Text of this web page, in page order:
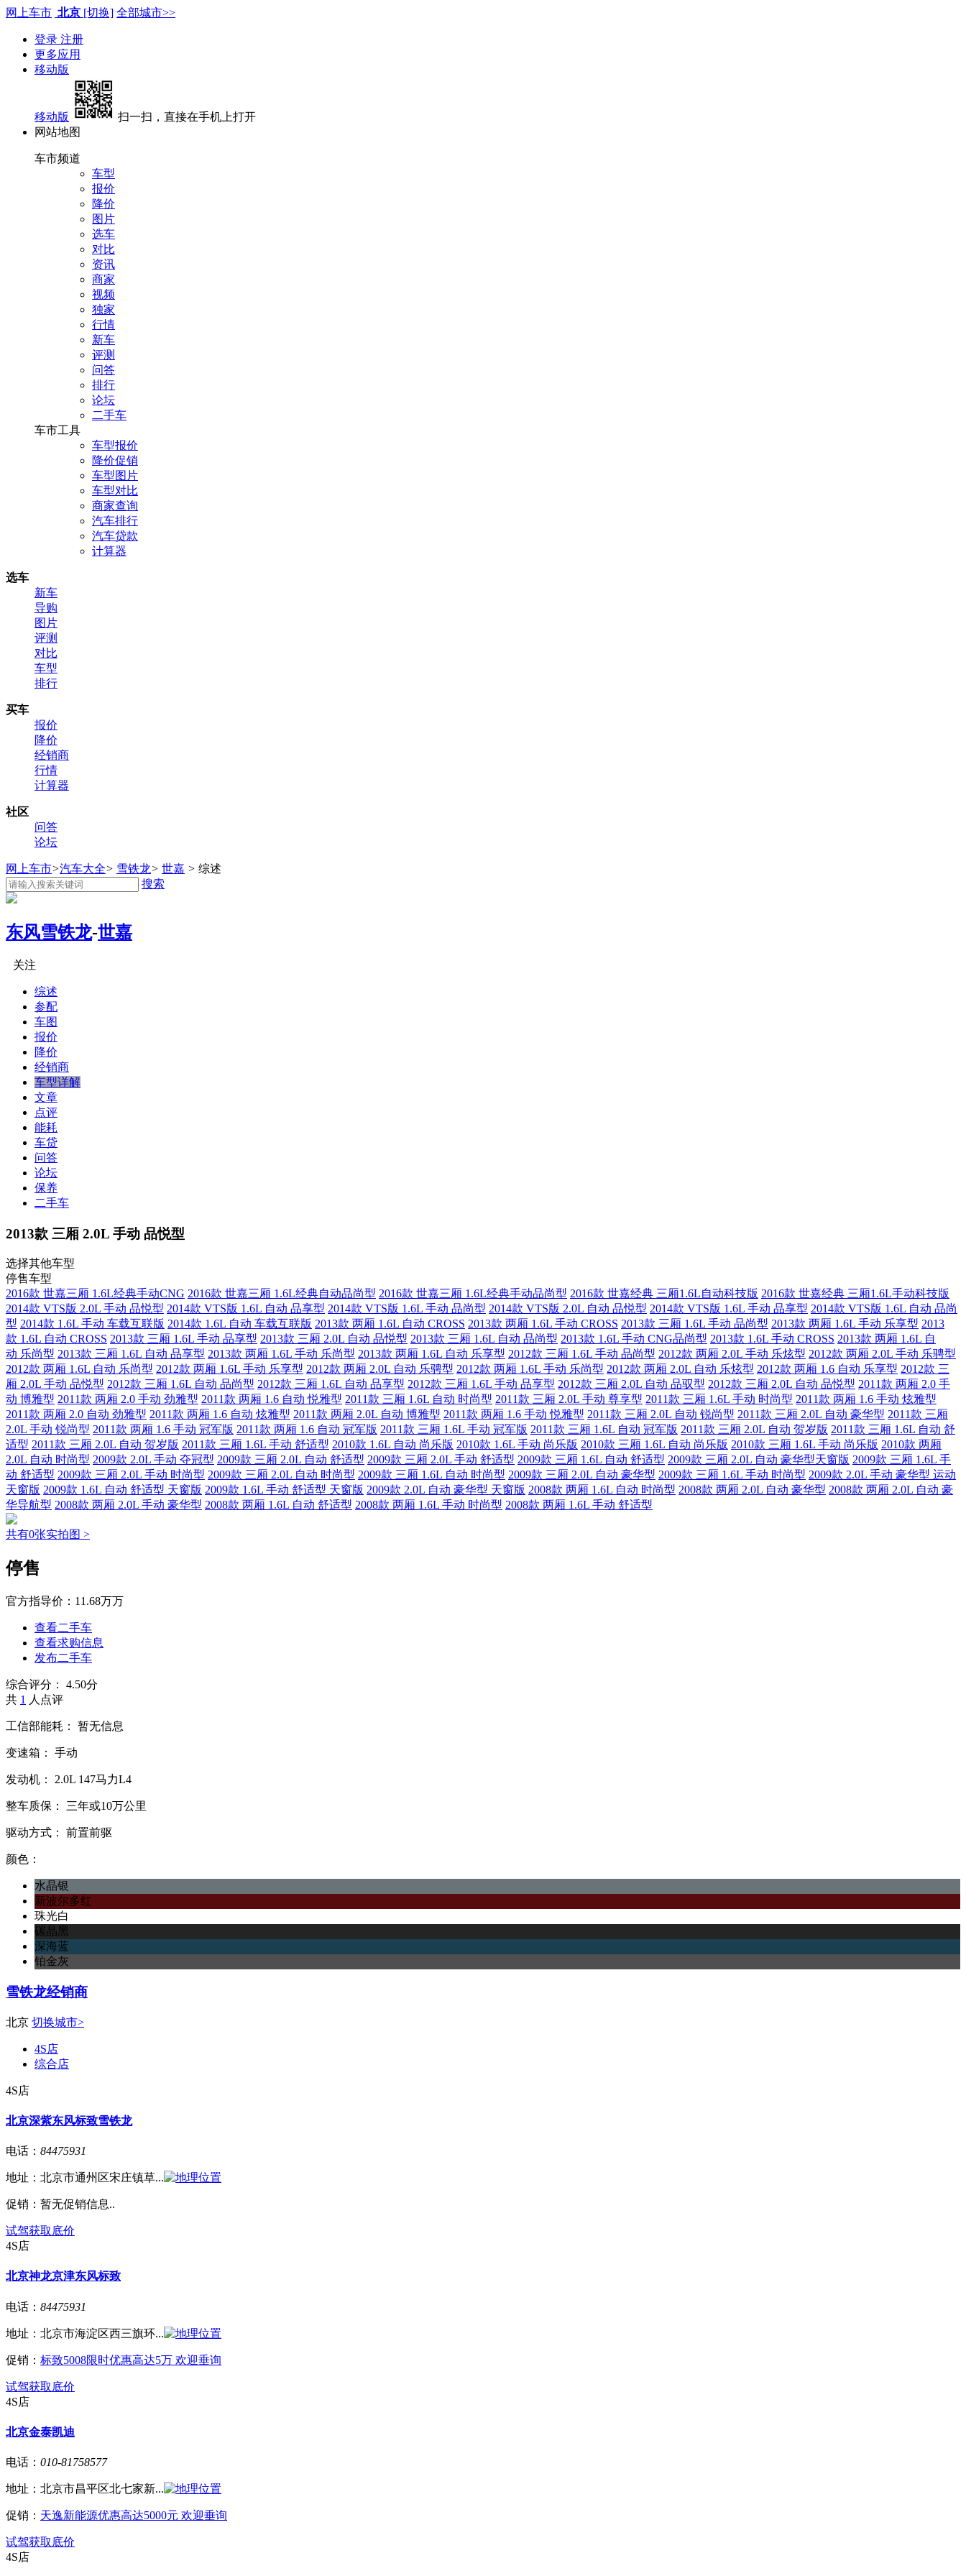
网上车市 北京 [切换] 全部城市>>
登录 注册
更多应用
移动版
移动版
扫一扫，直接在手机上打开
网站地图
车市频道
车型
报价
降价
图片
选车
对比
资讯
商家
视频
独家
行情
新车
评测
问答
排行
论坛
二手车
车市工具
车型报价
降价促销
车型图片
车型对比
商家查询
汽车排行
汽车贷款
计算器
选车
新车
导购
图片
评测
对比
车型
排行
买车
报价
降价
经销商
行情
计算器
社区
问答
论坛
网上车市>汽车大全> 雪铁龙> 世嘉 > 综述
搜索
东风雪铁龙-世嘉
关注
综述
参配
车图
报价
降价
经销商
车型详解
文章
点评
能耗
车贷
问答
论坛
保养
二手车
2013款 三厢 2.0L 手动 品悦型
选择其他车型
停售车型
2016款 世嘉三厢 1.6L经典手动CNG 2016款 世嘉三厢 1.6L经典自动品尚型 2016款 世嘉三厢 1.6L经典手动品尚型 2016款 世嘉经典 三厢1.6L自动科技版 2016款 世嘉经典 三厢1.6L手动科技版
2014款 VTS版 2.0L 手动 品悦型 2014款 VTS版 1.6L 自动 品享型 2014款 VTS版 1.6L 手动 品尚型 2014款 VTS版 2.0L 自动 品悦型 2014款 VTS版 1.6L 手动 品享型 2014款 VTS版 1.6L 自动 品尚
型 2014款 1.6L 手动 车载互联版 2014款 1.6L 自动 车载互联版 2013款 两厢 1.6L 自动 CROSS 2013款 两厢 1.6L 手动 CROSS 2013款 三厢 1.6L 手动 品尚型 2013款 两厢 1.6L 手动 乐享型 2013
款 1.6L 自动 CROSS 2013款 三厢 1.6L 手动 品享型 2013款 三厢 2.0L 自动 品悦型 2013款 三厢 1.6L 自动 品尚型 2013款 1.6L 手动 CNG品尚型 2013款 1.6L 手动 CROSS 2013款 两厢 1.6L 自
动 乐尚型 2013款 三厢 1.6L 自动 品享型 2013款 两厢 1.6L 手动 乐尚型 2013款 两厢 1.6L 自动 乐享型 2012款 三厢 1.6L 手动 品尚型 2012款 两厢 2.0L 手动 乐炫型 2012款 两厢 2.0L 手动 乐骋型
2012款 两厢 1.6L 自动 乐尚型 2012款 两厢 1.6L 手动 乐享型 2012款 两厢 2.0L 自动 乐骋型 2012款 两厢 1.6L 手动 乐尚型 2012款 两厢 2.0L 自动 乐炫型 2012款 两厢 1.6 自动 乐享型 2012款 三
厢 2.0L 手动 品悦型 2012款 三厢 1.6L 自动 品尚型 2012款 三厢 1.6L 自动 品享型 2012款 三厢 1.6L 手动 品享型 2012款 三厢 2.0L 自动 品驭型 2012款 三厢 2.0L 自动 品悦型 2011款 两厢 2.0 手
动 博雅型 2011款 两厢 2.0 手动 劲雅型 2011款 两厢 1.6 自动 悦雅型 2011款 三厢 1.6L 自动 时尚型 2011款 三厢 2.0L 手动 尊享型 2011款 三厢 1.6L 手动 时尚型 2011款 两厢 1.6 手动 炫雅型
2011款 两厢 2.0 自动 劲雅型 2011款 两厢 1.6 自动 炫雅型 2011款 两厢 2.0L 自动 博雅型 2011款 两厢 1.6 手动 悦雅型 2011款 三厢 2.0L 自动 锐尚型 2011款 三厢 2.0L 自动 豪华型 2011款 三厢
2.0L 手动 锐尚型 2011款 两厢 1.6 手动 冠军版 2011款 两厢 1.6 自动 冠军版 2011款 三厢 1.6L 手动 冠军版 2011款 三厢 1.6L 自动 冠军版 2011款 三厢 2.0L 自动 贺岁版 2011款 三厢 1.6L 自动 舒
适型 2011款 三厢 2.0L 自动 贺岁版 2011款 三厢 1.6L 手动 舒适型 2010款 1.6L 自动 尚乐版 2010款 1.6L 手动 尚乐版 2010款 三厢 1.6L 自动 尚乐版 2010款 三厢 1.6L 手动 尚乐版 2010款 两厢
2.0L 自动 时尚型 2009款 2.0L 手动 夺冠型 2009款 三厢 2.0L 自动 舒适型 2009款 三厢 2.0L 手动 舒适型 2009款 三厢 1.6L 自动 舒适型 2009款 三厢 2.0L 自动 豪华型天窗版 2009款 三厢 1.6L 手
动 舒适型 2009款 三厢 2.0L 手动 时尚型 2009款 三厢 2.0L 自动 时尚型 2009款 三厢 1.6L 自动 时尚型 2009款 三厢 2.0L 自动 豪华型 2009款 三厢 1.6L 手动 时尚型 2009款 2.0L 手动 豪华型 运动
天窗版 2009款 1.6L 自动 舒适型 天窗版 2009款 1.6L 手动 舒适型 天窗版 2009款 2.0L 自动 豪华型 天窗版 2008款 两厢 1.6L 自动 时尚型 2008款 两厢 2.0L 自动 豪华型 2008款 两厢 2.0L 自动 豪
华导航型 2008款 两厢 2.0L 手动 豪华型 2008款 两厢 1.6L 自动 舒适型 2008款 两厢 1.6L 手动 时尚型 2008款 两厢 1.6L 手动 舒适型
共有0张实拍图 >
停售
官方指导价： 11.68万万
查看二手车
查看求购信息
发布二手车
综合评分：
4.50分
共 1 人点评
工信部能耗： 暂无信息
变速箱： 手动
发动机： 2.0L 147马力L4
整车质保： 三年或10万公里
驱动方式： 前置前驱
颜色：
水晶银
新波尔多红
珠光白
碳晶黑
深海蓝
铂金灰
雪铁龙经销商
北京 切换城市>
4S店
综合店
4S店
北京深紫东风标致雪铁龙
电话： 84475931
地址： 北京市通州区宋庄镇草...
促销： 暂无促销信息..
试驾获取底价
4S店
北京神龙京津东风标致
电话： 84475931
地址： 北京市海淀区西三旗环...
促销： 标致5008限时优惠高达5万 欢迎垂询
试驾获取底价
4S店
北京金泰凯迪
电话： 010-81758577
地址： 北京市昌平区北七家新...
促销： 天逸新能源优惠高达5000元 欢迎垂询
试驾获取底价
4S店